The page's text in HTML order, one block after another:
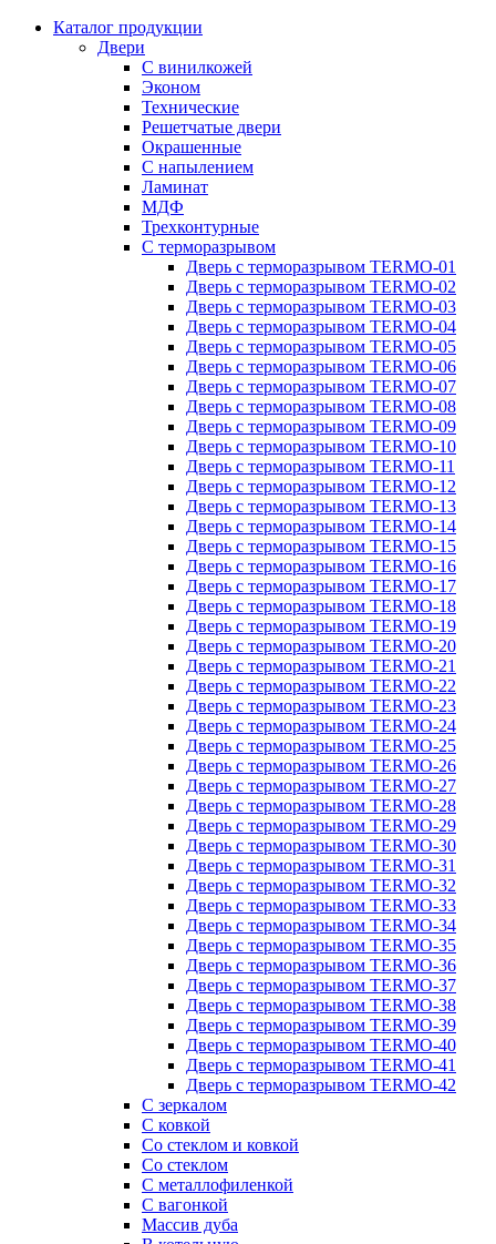
Каталог продукции
Двери
С винилкожей
Эконом
Технические
Решетчатые двери
Окрашенные
С напылением
Ламинат
МДФ
Трехконтурные
С терморазрывом
Дверь с терморазрывом TERMO-01
Дверь с терморазрывом TERMO-02
Дверь с терморазрывом TERMO-03
Дверь с терморазрывом TERMO-04
Дверь с терморазрывом TERMO-05
Дверь с терморазрывом TERMO-06
Дверь с терморазрывом TERMO-07
Дверь с терморазрывом TERMO-08
Дверь с терморазрывом TERMO-09
Дверь с терморазрывом TERMO-10
Дверь с терморазрывом TERMO-11
Дверь с терморазрывом TERMO-12
Дверь с терморазрывом TERMO-13
Дверь с терморазрывом TERMO-14
Дверь с терморазрывом TERMO-15
Дверь с терморазрывом TERMO-16
Дверь с терморазрывом TERMO-17
Дверь с терморазрывом TERMO-18
Дверь с терморазрывом TERMO-19
Дверь с терморазрывом TERMO-20
Дверь с терморазрывом TERMO-21
Дверь с терморазрывом TERMO-22
Дверь с терморазрывом TERMO-23
Дверь с терморазрывом TERMO-24
Дверь с терморазрывом TERMO-25
Дверь с терморазрывом TERMO-26
Дверь с терморазрывом TERMO-27
Дверь с терморазрывом TERMO-28
Дверь с терморазрывом TERMO-29
Дверь с терморазрывом TERMO-30
Дверь с терморазрывом TERMO-31
Дверь с терморазрывом TERMO-32
Дверь с терморазрывом TERMO-33
Дверь с терморазрывом TERMO-34
Дверь с терморазрывом TERMO-35
Дверь с терморазрывом TERMO-36
Дверь с терморазрывом TERMO-37
Дверь с терморазрывом TERMO-38
Дверь с терморазрывом TERMO-39
Дверь с терморазрывом TERMO-40
Дверь с терморазрывом TERMO-41
Дверь с терморазрывом TERMO-42
С зеркалом
С ковкой
Со стеклом и ковкой
Со стеклом
C металлофиленкой
С вагонкой
Массив дуба